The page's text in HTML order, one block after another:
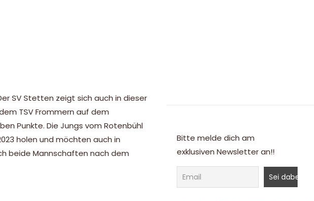
SV Stetten zeigt sich auch in dieser
TSV Frommern auf dem
Punkte. Die Jungs vom Rotenbühl
holen und möchten auch in
beide Mannschaften nach dem
Bitte melde dich am
exklusiven Newsletter an!!